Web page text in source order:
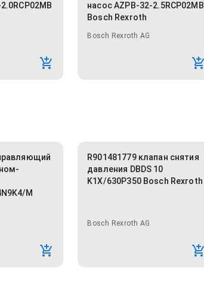
насос AZPB-32-2.5RCP02MB
Bosch Rexroth
Bosch Rexroth AG
M
R901481779 клапан снятия
давления DBDS 10
K1X/630P350 Bosch Rexroth
Bosch Rexroth AG